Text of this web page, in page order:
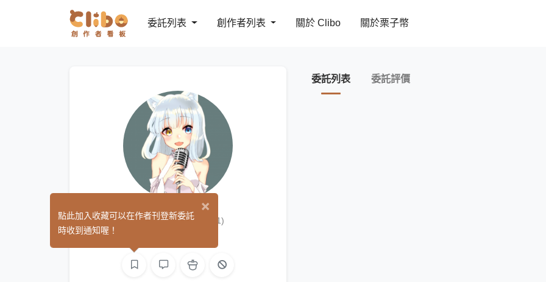
委託列表 創作者列表 關於 Clibo 關於栗子幣
貓咪批發商 (1)
委託列表 委託評價
×
點此加入收藏可以在作者刊登新委託
時收到通知喔！